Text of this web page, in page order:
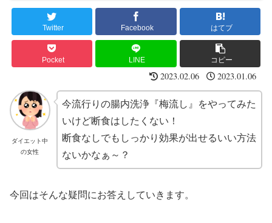
Twitter Facebook はてブ
Pocket LINE コピー
2023.02.06 2023.01.06
ダイエット中
の女性
今流行りの腸内洗浄『梅流し』をやってみた
いけど断食はしたくない！
断食なしでもしっかり効果が出せるいい方法
ないかなぁ～？
今回はそんな疑問にお答えしていきます。